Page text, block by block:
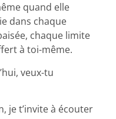
quand elle
dans chaque
chaque limite
à toi-même.
veux-tu
je t’invite à écouter